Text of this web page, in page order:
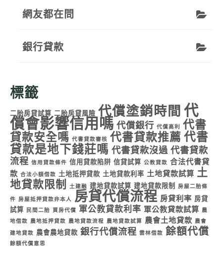
網友都在問
銀行貸款
標籤
二胎房貸試算 二胎房貸風險 代償塗銷時間 代
償會影響信用嗎 代償銀行 代償高利
代書
貸款安全嗎 代書貸款審核 代書貸款推薦 代書
貸款是地下錢莊嗎 代書貸款沒過 代書貸款
流程 信用貸款條件 信用貸款陷阱 信貸試算 公教貸款 合法代書貸
款 合法小額借款 土地抵押貸款 土地貸款利率 土地貸款試算 土
地貸款限制
土建融 建地貸款試算 建地貸款限制 房屋二胎條
件 房屋抵押貸款非本人 房貸代償流程 房貸利率 房貸
試算
民間二胎 買房代償 軍公教貸款利率 軍公教貸款試算
農
地借款
農地抵押貸款 農地貸款流程 農地貸款試算 農會土地貸款 農會
建地貸款 農會農地貸款 銀行代償流程 雲林借款 餘額代償
餘額代償意思